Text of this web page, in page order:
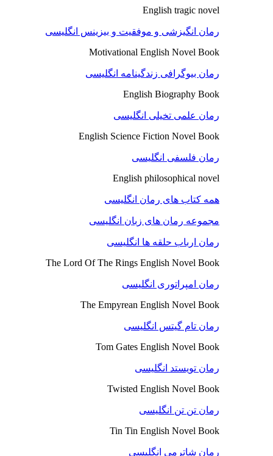
English tragic novel
رمان انگیزشی و موفقیت و بیزینس انگلیسی
Motivational English Novel Book
رمان بیوگرافی زندگینامه انگلیسی
English Biography Book
رمان علمی تخیلی انگلیسی
English Science Fiction Novel Book
رمان فلسفی انگلیسی
English philosophical novel
همه کتاب های رمان انگلیسی
مجموعه رمان های زبان انگلیسی
رمان ارباب حلقه ها انگلیسی
The Lord Of The Rings English Novel Book
رمان امپراتوری انگلیسی
The Empyrean English Novel Book
رمان تام گیتس انگلیسی
Tom Gates English Novel Book
رمان تویستد انگلیسی
Twisted English Novel Book
رمان تن تن انگلیسی
Tin Tin English Novel Book
رمان شاترمی انگلیسی